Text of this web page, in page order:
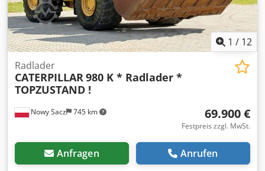
1 / 12
Nowy Sacz 745 km
Radlader
CATERPILLAR980 K * Radlader *
TOPZUSTAND !
69.900 €
Festpreis zzgl. MwSt.
Anfragen Anrufen